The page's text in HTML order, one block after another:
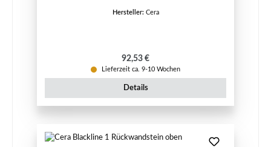
Hersteller: Cera
Regulärer Preis:
92,53 €
Lieferzeit ca. 9-10 Wochen
Details